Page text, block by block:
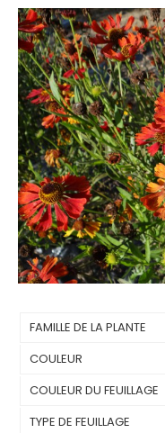
FAMILLE DE LA PLANTE
COULEUR
COULEUR DU FEUILLAGE
TYPE DE FEUILLAGE